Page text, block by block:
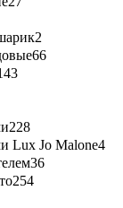
2
66
228
Lux Jo Malone4
36
254